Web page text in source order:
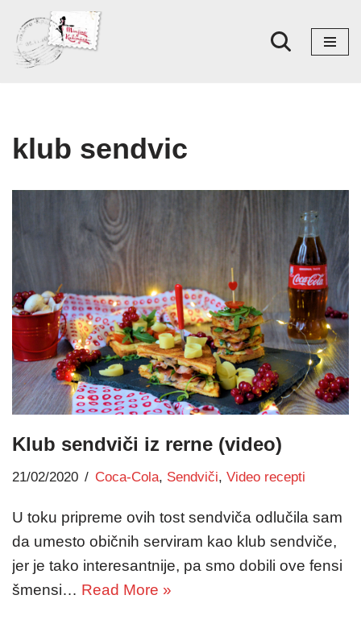
Skoči
na
klub sendvic
Klub sendviči iz rerne (video)
21/02/2020 Coca-Cola, Sendviči, Video recepti
U toku pripreme ovih tost sendviča odlučila sam
da umesto običnih serviram kao klub sendviče,
jer je tako interesantnije, pa smo dobili ove fensi
šmensi… Read More »